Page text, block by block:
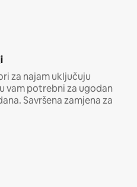
za najam uključuju
vam potrebni za ugodan
Savršena zamjena za